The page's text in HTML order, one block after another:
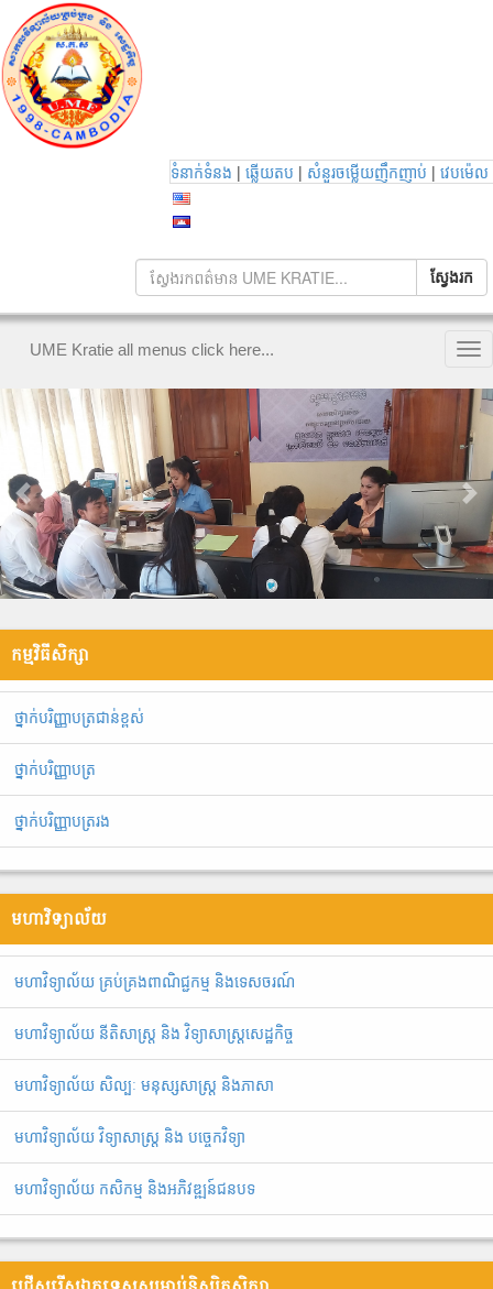
ទំនាក់ទំនង | ឆ្លើយតប | សំនួរចម្លើយញឹកញាប់ | វេបម៉េល
UME Kratie all menus click here...
កម្មវិធីសិក្សា
ថ្នាក់បរិញ្ញាបត្រជាន់ខ្ពស់
ថ្នាក់បរិញ្ញាបត្រ
ថ្នាក់បរិញ្ញាបត្ររង
មហាវិទ្យាល័យ
មហាវិទ្យាល័យ គ្រប់គ្រងពាណិជ្ជកម្ម និងទេសចរណ៍
មហាវិទ្យាល័យ នីតិសាស្រ្ត និង វិទ្យាសាស្រ្តសេដ្ឋកិច្ច
មហាវិទ្យាល័យ សិល្បៈ មនុស្សសាស្ត្រ និងភាសា
មហាវិទ្យាល័យ វិទ្យាសាស្រ្ត និង បច្ចេកវិទ្យា
មហាវិទ្យាល័យ កសិកម្ម និងអភិវឌ្ឍន៍ជនបទ